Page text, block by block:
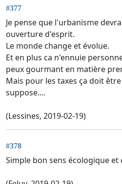
#377
Je pense que l'urbanisme
ouverture d'esprit.
Le monde change et évolue.
Et en plus ca n'ennuie
peux gourmant en matière
Mais pour les taxes ça doit
suppose....
(Lessines, 2019-02-19)
#378
Simple bon sens écologique et